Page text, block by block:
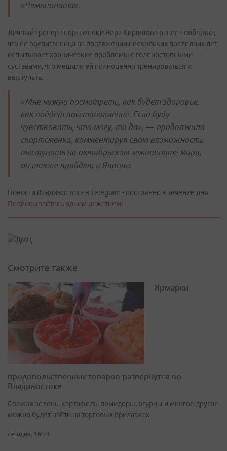
«Чемпионата».
Личный тренер спортсменки Вера Киряшова ранее сообщила,
что ее воспитанница на протяжении нескольких последних лет
испытывает хронические проблемы с голеностопными
суставами, что мешало ей полноценно тренироваться и
выступать.
«Мне нужно посмотреть, как будет здоровье,
как пойдет восстановление. Если буду
чувствовать, что могу, то да», — продолжила
спортсменка, комментируя свою возможность
выступить на октябрьском чемпионате мира,
он также пройдет в Японии.
Новости Владивостока в Telegram - постоянно в течение дня.
Подписывайтесь одним нажатием!
Смотрите также
Ярмарки
продовольственных товаров развернутся во
Владивостоке
Свежая зелень, картофель, помидоры, огурцы и многое другое
можно будет найти на торговых прилавках
сегодня, 16:23